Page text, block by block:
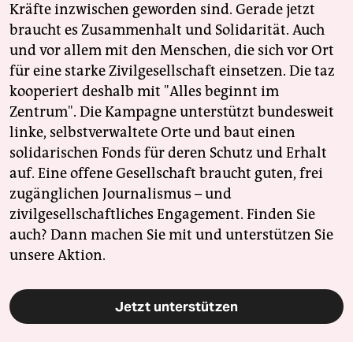
Kräfte inzwischen geworden sind. Gerade jetzt
braucht es Zusammenhalt und Solidarität. Auch
und vor allem mit den Menschen, die sich vor Ort
für eine starke Zivilgesellschaft einsetzen. Die taz
kooperiert deshalb mit "Alles beginnt im
Zentrum". Die Kampagne unterstützt bundesweit
linke, selbstverwaltete Orte und baut einen
solidarischen Fonds für deren Schutz und Erhalt
auf. Eine offene Gesellschaft braucht guten, frei
zugänglichen Journalismus – und
zivilgesellschaftliches Engagement. Finden Sie
auch? Dann machen Sie mit und unterstützen Sie
unsere Aktion.
Jetzt unterstützen